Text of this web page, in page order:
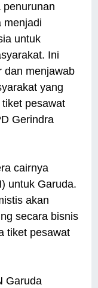
penurunan
menjadi
untuk
Ini
dan menjawab
yang
pesawat
Gerindra
cairnya
untuk Garuda.
akan
secara bisnis
tiket pesawat
Garuda